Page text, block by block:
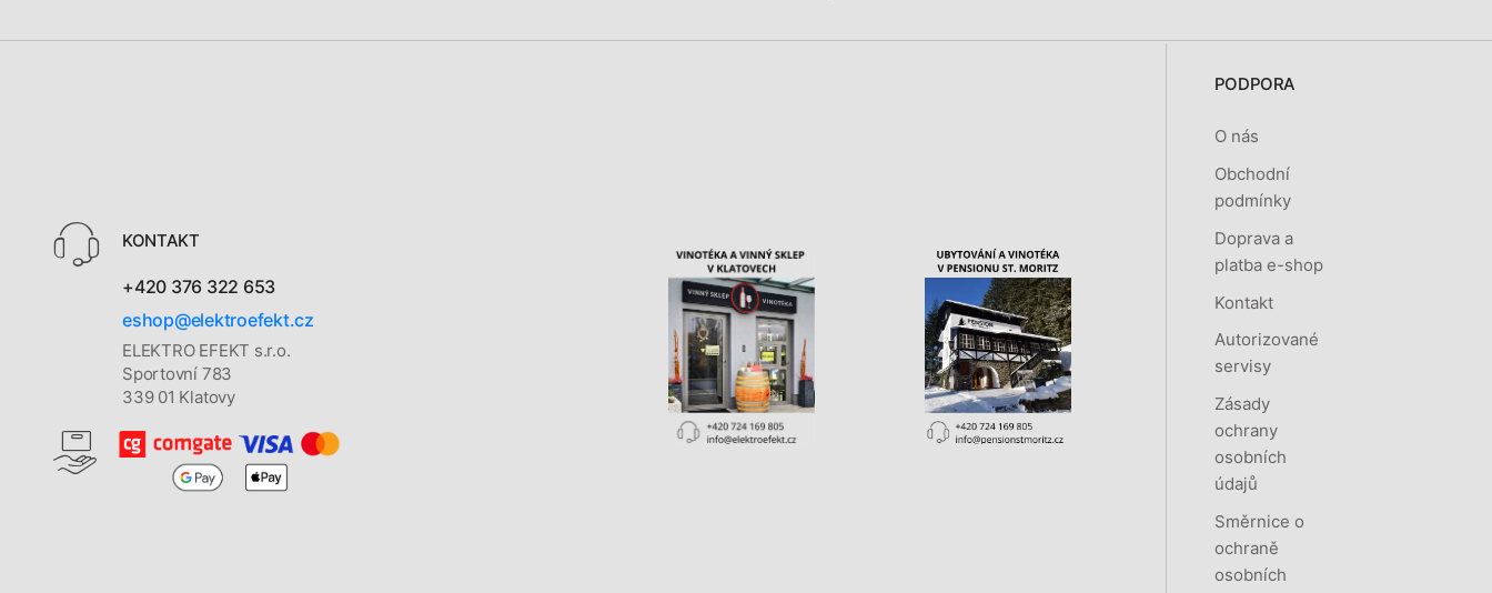
KONTAKT
+420 376 322 653
eshop@elektroefekt.cz
ELEKTRO EFEKT s.r.o.
Sportovní 783
339 01 Klatovy
PODPORA
O nás
Obchodní
podmínky
Doprava a
platba e-shop
Kontakt
Autorizované
servisy
Zásady
ochrany
osobních
údajů
Směrnice o
ochraně
osobních